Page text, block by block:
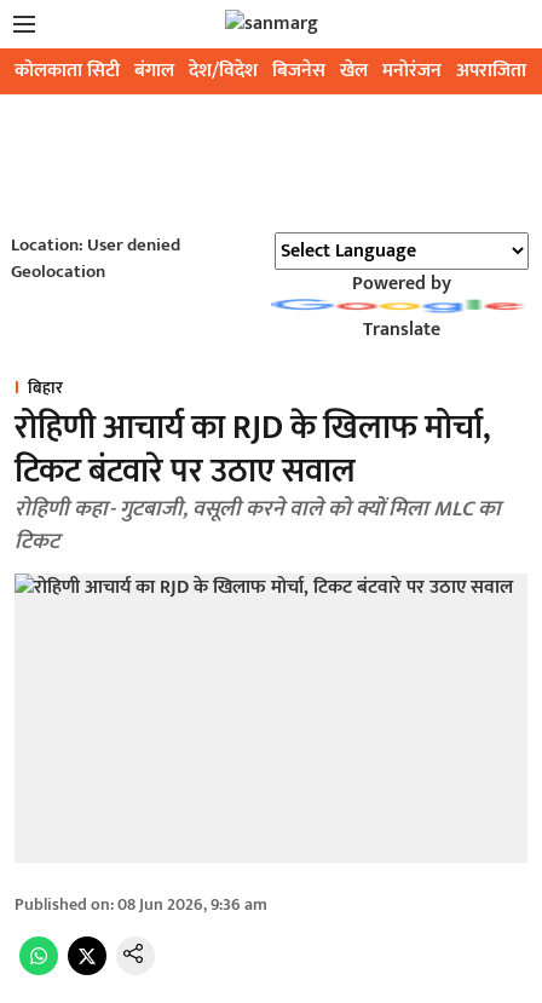
कोलकाता सिटी बंगाल देश/विदेश बिजनेस खेल मनोरंजन अपराजिता
Location: User denied
Geolocation
Powered by
Translate
बिहार
रोहिणी आचार्य का RJD के खिलाफ मोर्चा,
टिकट बंटवारे पर उठाए सवाल
रोहिणी कहा- गुटबाजी, वसूली करने वाले को क्यों मिला MLC का
टिकट
Published on:08 Jun 2026, 9:36 am